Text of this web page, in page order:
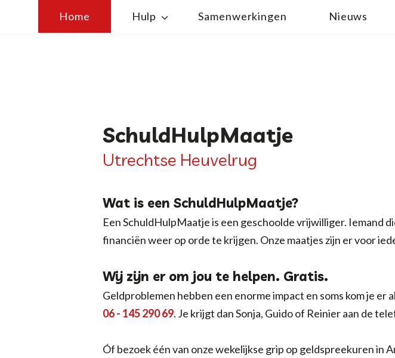
Home Hulp Samenwerkingen Nieuws
SchuldHulpMaatje
Utrechtse Heuvelrug
Wat is een SchuldHulpMaatje?
Een SchuldHulpMaatje is een geschoolde vrijwilliger. Iemand
financiën weer op orde te krijgen. Onze maatjes zijn er voor
Wij zijn er om jou te helpen. Gratis.
Geldproblemen hebben een enorme impact en soms kom je
06 - 145 290 69. Je krijgt dan Sonja, Guido of Reinier aan de
Óf bezoek één van onze wekelijkse grip op geldspreekuren in